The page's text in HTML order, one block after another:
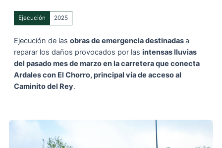
Ejecución 2025
Ejecución de las obras de emergencia destinadasa
reparar los daños provocados por las intensas lluvias
del pasado mes de marzo en la carretera que conecta
Ardales con El Chorro, principal vía de acceso al
Caminito del Rey.